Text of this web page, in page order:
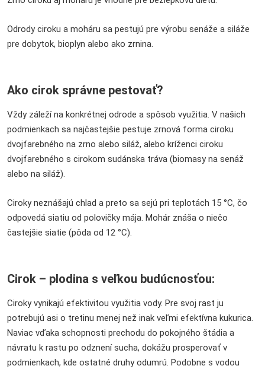
Odrody ciroku a moháru sa pestujú pre výrobu senáže a siláže
pre dobytok, bioplyn alebo ako zrnina.
Ako cirok správne pestovať?
Vždy záleží na konkrétnej odrode a spôsob využitia. V našich
podmienkach sa najčastejšie pestuje zrnová forma ciroku
dvojfarebného na zrno alebo siláž, alebo kríženci ciroku
dvojfarebného s cirokom sudánska tráva (biomasy na senáž
alebo na siláž).
Ciroky neznášajú chlad a preto sa sejú pri teplotách 15 °C, čo
odpovedá siatiu od polovičky mája. Mohár znáša o niečo
častejšie siatie (pôda od 12 °C).
Cirok – plodina s veľkou budúcnosťou:
Ciroky vynikajú efektivitou využitia vody. Pre svoj rast ju
potrebujú asi o tretinu menej než inak veľmi efektívna kukurica.
Naviac vďaka schopnosti prechodu do pokojného štádia a
návratu k rastu po odznení sucha, dokážu prosperovať v
podmienkach, kde ostatné druhy odumrú. Podobne s vodou